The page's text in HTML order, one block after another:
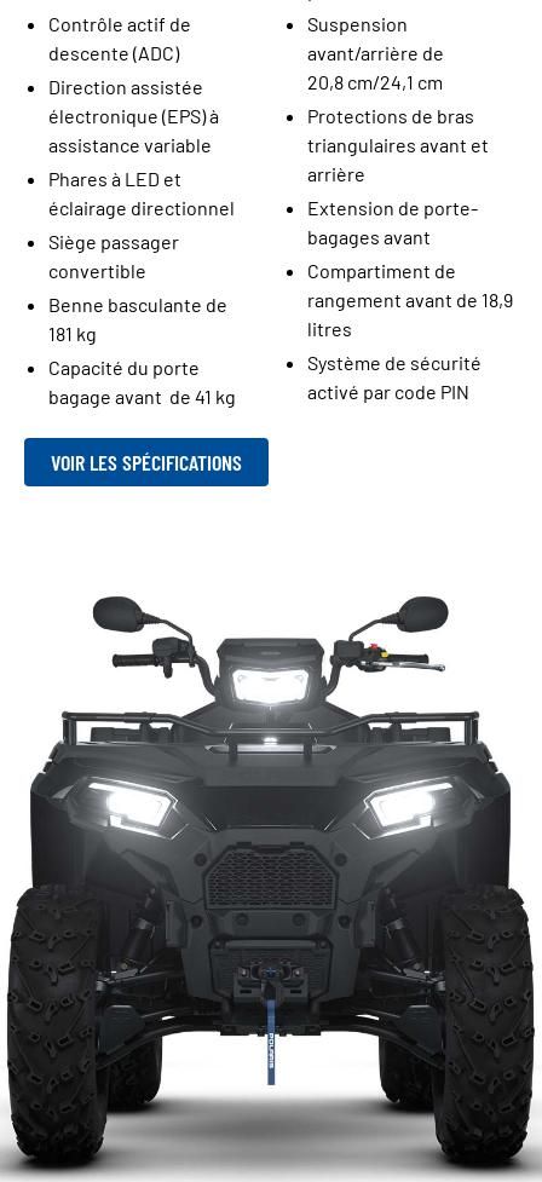
Contrôle actif de
descente (ADC)
Direction assistée
électronique (EPS) à
assistance variable
Phares à LED et
éclairage directionnel
Siège passager
convertible
Benne basculante de
181 kg
Capacité du porte
bagage avant de 41 kg
Suspension
avant/arrière de
20,8 cm/24,1 cm
Protections de bras
triangulaires avant et
arrière
Extension de porte-
bagages avant
Compartiment de
rangement avant de 18,9
litres
Système de sécurité
activé par code PIN
VOIR LES SPÉCIFICATIONS